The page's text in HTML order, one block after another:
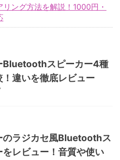
ング方法を解説！1000円・
Bluetoothスピーカー4種
！違いを徹底レビュー
のラジカセ風Bluetoothス
をレビュー！音質や使い